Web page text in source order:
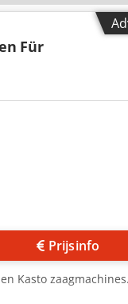
Für
Prijsinfo
Kasto zaagmachines.